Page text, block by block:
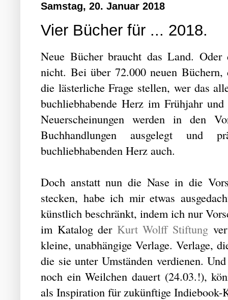
Samstag, 20. Januar 2018
Vier Bücher für ... 2018.
Neue Bücher braucht das Land.
nicht. Bei über 72.000 neuen
die lästerliche Frage stellen, wer das
buchliebhabende Herz im Frühjahr
Neuerscheinungen werden in den
Buchhandlungen ausgelegt und
buchliebhabenden Herz auch.
Doch anstatt nun die Nase in die
stecken, habe ich mir etwas
künstlich beschränkt, indem ich nur
im Katalog der Kurt Wolff Stiftung
kleine, unabhängige Verlage. Verlage,
die sie unter Umständen verdienen.
noch ein Weilchen dauert (24.03.!),
als Inspiration für zukünftige Indiebook-